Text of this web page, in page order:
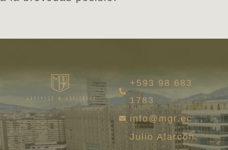
+593 98 683
1783
info@mgr.ec
Julio Alarcón